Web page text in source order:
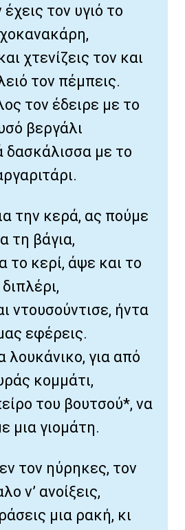
τον υγιό το
χτενίζεις τον και
τον πέμπεις.
τον έδειρε με το
βεργάλι
δασκάλισσα με το
την κερά, ας πούμε
τη βάγια,
το κερί, άψε και το
διπλέρι,
ντουσούντισε, ήντα
εφέρεις.
λουκάνικο, για από
κομμάτι,
του βουτσού*, να
μια γιομάτη.
τον ηύρηκες, τον
ν’ ανοίξεις,
μια ρακή, κι